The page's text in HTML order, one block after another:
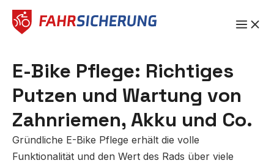
Zum
Inhalt
E-Bike Pflege: Richtiges
Putzen und Wartung von
Zahnriemen, Akku und Co.
Gründliche E-Bike Pflege erhält die volle
Funktionalität und den Wert des Rads über viele